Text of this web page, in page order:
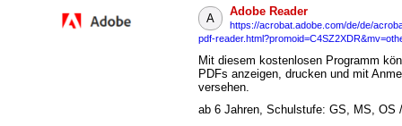
A
Adobe Reader
https://acrobat.adobe.com/de/de/
pdf-
Mit diesem kostenlosen Programm
PDFs anzeigen, drucken und mit
versehen.
ab 6 Jahren, Schulstufe: GS, MS, OS